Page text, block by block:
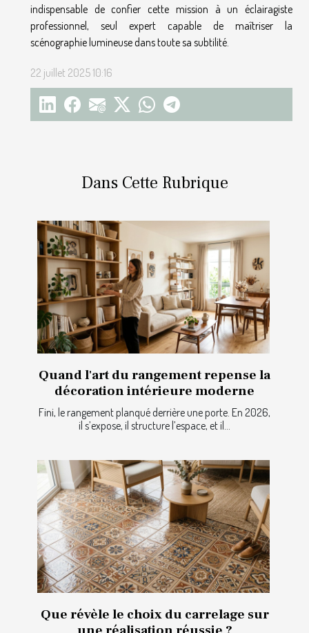
Dans Cette Rubrique
Quand l'art du rangement repense la
décoration intérieure moderne
Fini, le rangement planqué derrière une porte. En 2026,
il s’expose, il structure l’espace, et il...
Que révèle le choix du carrelage sur
indispensable de confier cette mission à un éclairagiste
professionnel, seul expert capable de maîtriser la
scénographie lumineuse dans toute sa subtilité.
22 juillet 2025 10:16